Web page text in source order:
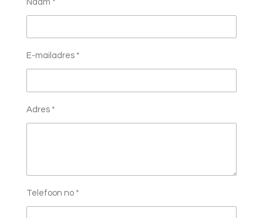
Naam *
E-mailadres *
Adres *
Telefoon no *